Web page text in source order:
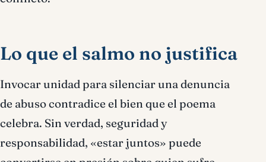
Lo que el salmo no justifica
Invocar unidad para silenciar una denuncia
de abuso contradice el bien que el poema
celebra. Sin verdad, seguridad y
responsabilidad, «estar juntos» puede